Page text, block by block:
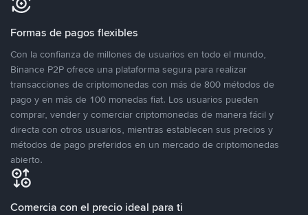
Formas de pagos flexibles
Con la confianza de millones de usuarios en todo el mundo,
Binance P2P ofrece una plataforma segura para realizar
transacciones de criptomonedas con más de 800 métodos de
pago y en más de 100 monedas fiat. Los usuarios pueden
comprar, vender y comerciar criptomonedas de manera fácil y
directa con otros usuarios, mientras establecen sus precios y
métodos de pago preferidos en un mercado de criptomonedas
abierto.
Comercia con el precio ideal para ti